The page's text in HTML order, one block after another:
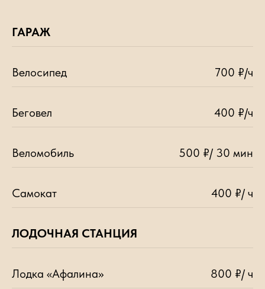
ГАРАЖ
Велосипед 700 ₽/ч
Беговел 400 ₽/ч
Веломобиль 500 ₽/ 30 мин
Самокат 400 ₽/ ч
ЛОДОЧНАЯ СТАНЦИЯ
Лодка «Афалина» 800 ₽/ ч